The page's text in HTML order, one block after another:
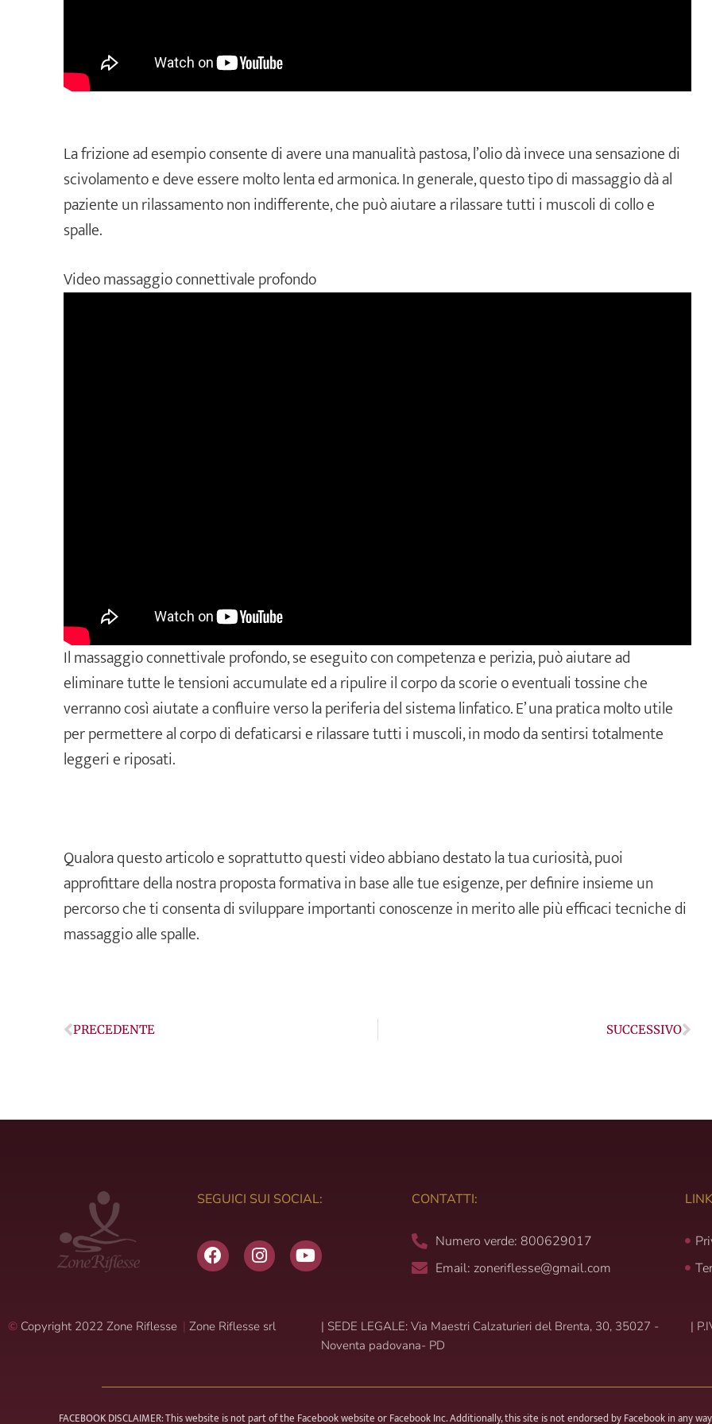
La frizione ad esempio consente di avere una manualità pastosa, l’olio dà invece una sensazione di
scivolamento e deve essere molto lenta ed armonica. In generale, questo tipo di massaggio dà al
paziente un rilassamento non indifferente, che può aiutare a rilassare tutti i muscoli di collo e
spalle.
Video massaggio connettivale profondo
Il massaggio connettivale profondo, se eseguito con competenza e perizia, può aiutare ad
eliminare tutte le tensioni accumulate ed a ripulire il corpo da scorie o eventuali tossine che
verranno così aiutate a confluire verso la periferia del sistema linfatico. E’ una pratica molto utile
per permettere al corpo di defaticarsi e rilassare tutti i muscoli, in modo da sentirsi totalmente
leggeri e riposati.
Qualora questo articolo e soprattutto questi video abbiano destato la tua curiosità, puoi
approfittare della nostra proposta formativa in base alle tue esigenze, per definire insieme un
percorso che ti consenta di sviluppare importanti conoscenze in merito alle più efficaci tecniche di
massaggio alle spalle.
PRECEDENTE SUCCESSIVO
SEGUICI SUI SOCIAL:
F
a
b
o
I
n
a
g
m
Y
o
CONTATTI:
Numero verde: 800629017
Email: zoneriflesse@gmail.com
© Copyright 2022 Zone Riflesse | Zone Riflesse srl | SEDE LEGALE: Via Maestri Calzaturieri del Brenta, 30, 35027 -
Noventa padovana- PD
|
FACEBOOK DISCLAIMER: This website is not part of the Facebook website or Facebook Inc. Additionally, this site is not endorsed by Facebook in any